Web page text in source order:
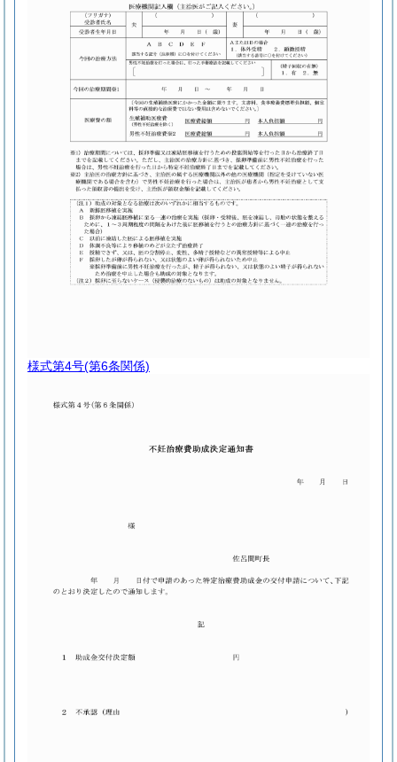
様式第4号(第6条関係)